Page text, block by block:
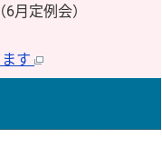
月定例会）
す